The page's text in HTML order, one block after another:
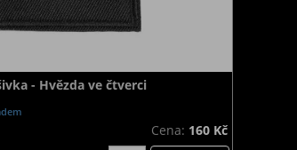
- Hvězda ve čtverci
Cena: 160 Kč